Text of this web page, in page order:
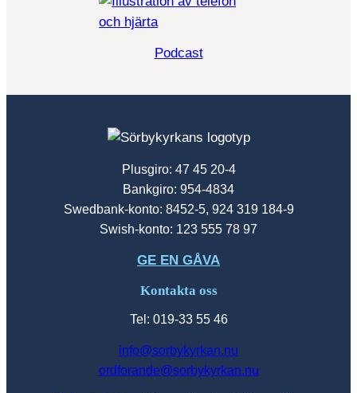
Podcast
Plusgiro: 47 45 20-4
Bankgiro: 954-4834
Swedbank-konto: 8452-5, 924 319 184-9
Swish-konto: 123 555 78 97
GE EN GÅVA
Kontakta oss
Tel: 019-33 55 46
info@sorbykyrkan.nu
ordforande@sorbykyrkan.nu